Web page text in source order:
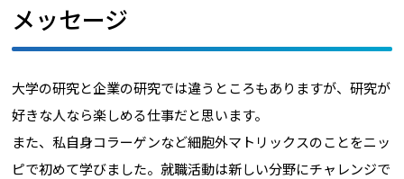
メッセージ
大学の研究と企業の研究では違うところもありますが、研究が
好きな人なら楽しめる仕事だと思います。
また、私自身コラーゲンなど細胞外マトリックスのことをニッ
ピで初めて学びました。就職活動は新しい分野にチャレンジで